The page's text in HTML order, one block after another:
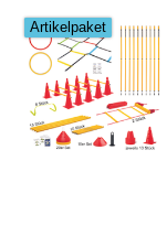
Artikelpaket